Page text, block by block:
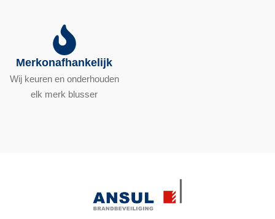
Merkonafhankelijk
Wij keuren en onderhouden
elk merk blusser